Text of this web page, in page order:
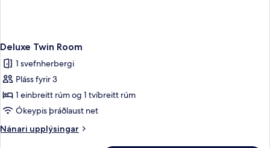
Deluxe Twin Room
1 svefnherbergi
Pláss fyrir 3
1 einbreitt rúm og 1 tvíbreitt rúm
Ókeypis þráðlaust net
Nánari upplýsingar
Nánari